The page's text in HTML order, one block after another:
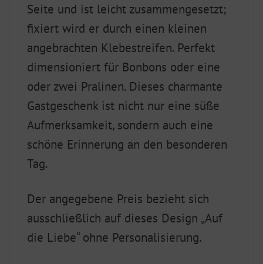
Seite und ist leicht zusammengesetzt;
fixiert wird er durch einen kleinen
angebrachten Klebestreifen. Perfekt
dimensioniert für Bonbons oder eine
oder zwei Pralinen. Dieses charmante
Gastgeschenk ist nicht nur eine süße
Aufmerksamkeit, sondern auch eine
schöne Erinnerung an den besonderen
Tag.
Der angegebene Preis bezieht sich
ausschließlich auf dieses Design „Auf
die Liebe“ ohne Personalisierung.